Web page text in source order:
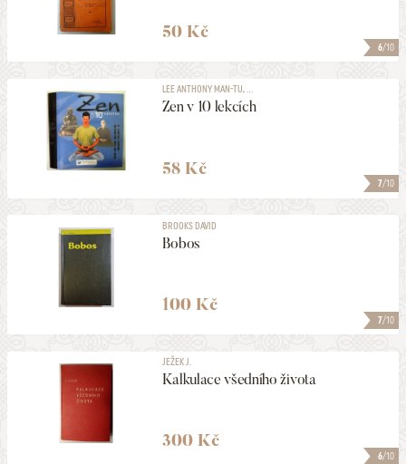
6/10
50 Kč
7/10
LEE ANTHONY MAN-TU, ...
Zen v 10 lekcích
58 Kč
7/10
BROOKS DAVID
Bobos
100 Kč
6/10
JEŽEK J.
Kalkulace všedního života
300 Kč